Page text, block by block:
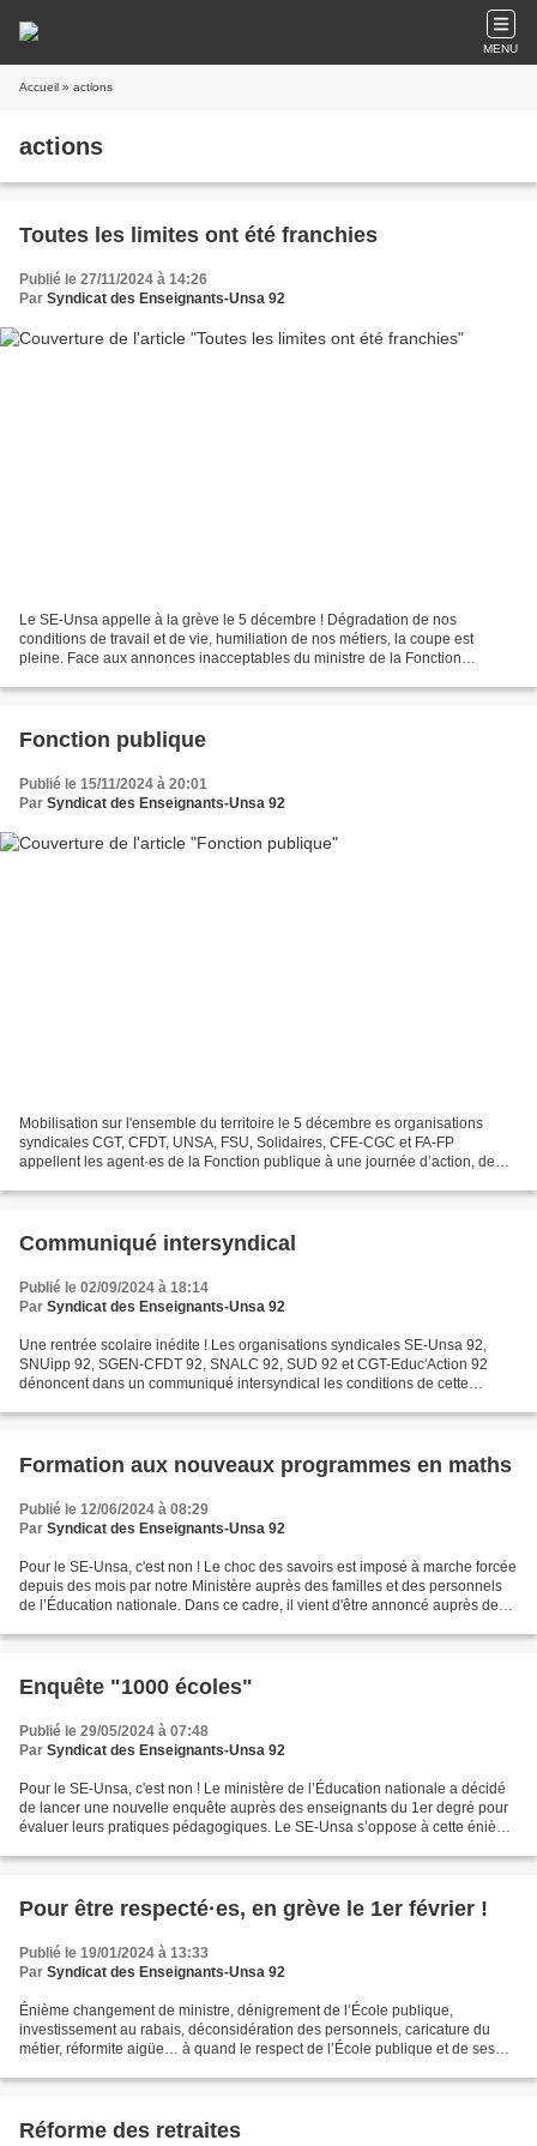
MENU
Accueil » actions
actions
Toutes les limites ont été franchies
Publié le 27/11/2024 à 14:26
Par Syndicat des Enseignants-Unsa 92
Le SE-Unsa appelle à la grève le 5 décembre ! Dégradation de nos
conditions de travail et de vie, humiliation de nos métiers, la coupe est
pleine. Face aux annonces inacceptables du ministre de la Fonction
Fonction publique
Publié le 15/11/2024 à 20:01
Par Syndicat des Enseignants-Unsa 92
Mobilisation sur l'ensemble du territoire le 5 décembre es organisations
syndicales CGT, CFDT, UNSA, FSU, Solidaires, CFE-CGC et FA-FP
appellent les agent·es de la Fonction publique à une journée d’action, de
Communiqué intersyndical
Publié le 02/09/2024 à 18:14
Par Syndicat des Enseignants-Unsa 92
Une rentrée scolaire inédite ! Les organisations syndicales SE-Unsa 92,
SNUipp 92, SGEN-CFDT 92, SNALC 92, SUD 92 et CGT-Educ'Action 92
dénoncent dans un communiqué intersyndical les conditions de cette
Formation aux nouveaux programmes en maths
Publié le 12/06/2024 à 08:29
Par Syndicat des Enseignants-Unsa 92
Pour le SE-Unsa, c'est non ! Le choc des savoirs est imposé à marche forcée
depuis des mois par notre Ministère auprès des familles et des personnels
de l’Éducation nationale. Dans ce cadre, il vient d'être annoncé auprès des
Enquête "1000 écoles"
Publié le 29/05/2024 à 07:48
Par Syndicat des Enseignants-Unsa 92
Pour le SE-Unsa, c'est non ! Le ministère de l’Éducation nationale a décidé
de lancer une nouvelle enquête auprès des enseignants du 1er degré pour
évaluer leurs pratiques pédagogiques. Le SE-Unsa s’oppose à cette énième
Pour être respecté·es, en grève le 1er février !
Publié le 19/01/2024 à 13:33
Par Syndicat des Enseignants-Unsa 92
Énième changement de ministre, dénigrement de l’École publique,
investissement au rabais, déconsidération des personnels, caricature du
métier, réformite aigüe… à quand le respect de l’École publique et de ses
Réforme des retraites